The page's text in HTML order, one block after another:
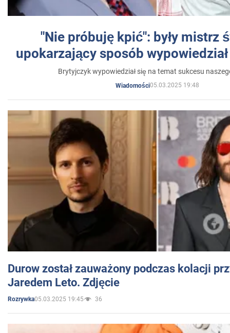
"Nie próbuję kpić": były mistrz
upokarzający sposób
Brytyjczyk wypowiedział się na temat sukcesu
Wiadomości05.03.2025 19:48
Durow został zauważony podczas kolacji
Jaredem Leto. Zdjęcie
Rozrywka05.03.2025 19:45 36